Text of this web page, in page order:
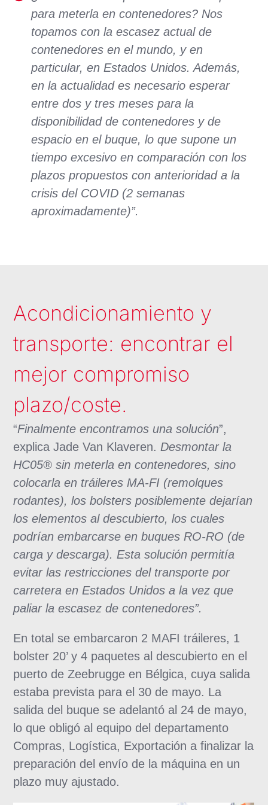
para meterla en contenedores? Nos
topamos con la escasez actual de
contenedores en el mundo, y en
particular, en Estados Unidos. Además,
en la actualidad es necesario esperar
entre dos y tres meses para la
disponibilidad de contenedores y de
espacio en el buque, lo que supone un
tiempo excesivo en comparación con los
plazos propuestos con anterioridad a la
crisis del COVID (2 semanas
aproximadamente)”.
Acondicionamiento y
transporte: encontrar el
mejor compromiso
plazo/coste.
“Finalmente encontramos una solución”,
explica Jade Van Klaveren. Desmontar la
HC05® sin meterla en contenedores, sino
colocarla en tráileres MA-FI (remolques
rodantes), los bolsters posiblemente dejarían
los elementos al descubierto, los cuales
podrían embarcarse en buques RO-RO (de
carga y descarga). Esta solución permitía
evitar las restricciones del transporte por
carretera en Estados Unidos a la vez que
paliar la escasez de contenedores”.
En total se embarcaron 2 MAFI tráileres, 1
bolster 20’ y 4 paquetes al descubierto en el
puerto de Zeebrugge en Bélgica, cuya salida
estaba prevista para el 30 de mayo. La
salida del buque se adelantó al 24 de mayo,
lo que obligó al equipo del departamento
Compras, Logística, Exportación a finalizar la
preparación del envío de la máquina en un
plazo muy ajustado.